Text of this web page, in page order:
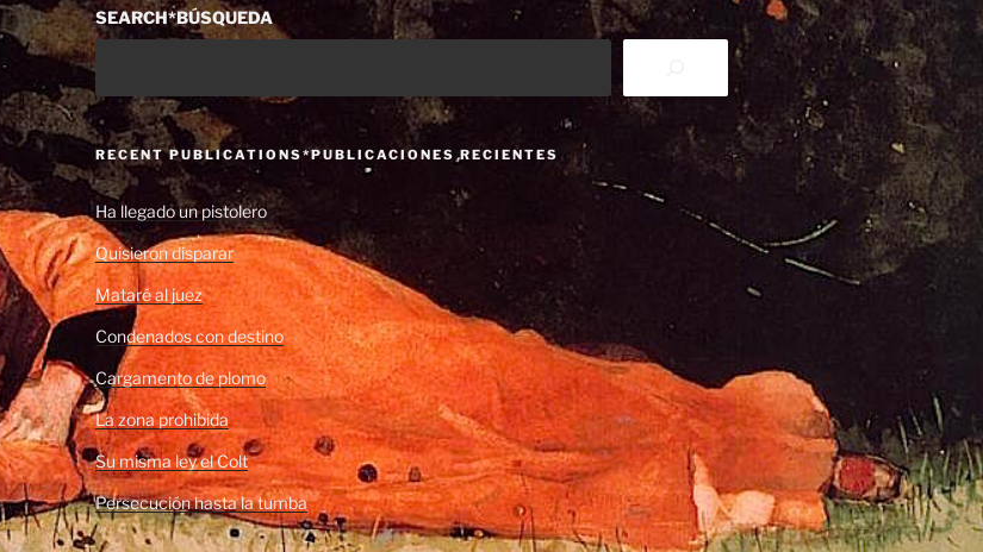
SEARCH*BÚSQUEDA
RECENT PUBLICATIONS*PUBLICACIONES RECIENTES
Ha llegado un pistolero
Quisieron disparar
Mataré al juez
Condenados con destino
Cargamento de plomo
La zona prohibida
Su misma ley el Colt
Persecución hasta la tumba